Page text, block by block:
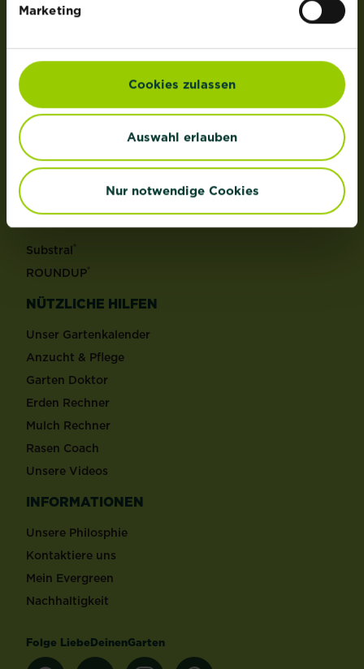
Marketing
Cookies zulassen
Auswahl erlauben
Nur notwendige Cookies
Dünger
Pflanzenschutz
Grundstoffe
Schädlinge
Reinigungsmittel
MARKEN
Substral®
ROUNDUP®
NÜTZLICHE HILFEN
Unser Gartenkalender
Anzucht & Pflege
Garten Doktor
Erden Rechner
Mulch Rechner
Rasen Coach
Unsere Videos
INFORMATIONEN
Unsere Philosphie
Kontaktiere uns
Mein Evergreen
Nachhaltigkeit
Folge LiebeDeinenGarten